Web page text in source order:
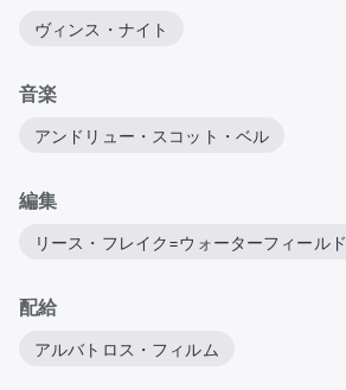
ヴィンス・ナイト
音楽
アンドリュー・スコット・ベル
編集
リース・フレイク=ウォーターフィールド
配給
アルバトロス・フィルム